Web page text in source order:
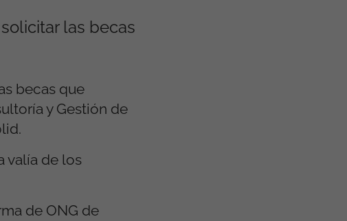
las becas
becas que
y Gestión de
valía de los
de ONG de